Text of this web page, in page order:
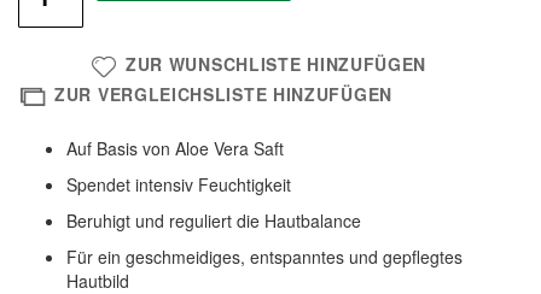
ZUR WUNSCHLISTE HINZUFÜGEN
ZUR VERGLEICHSLISTE HINZUFÜGEN
Auf Basis von Aloe Vera Saft
Spendet intensiv Feuchtigkeit
Beruhigt und reguliert die Hautbalance
Für ein geschmeidiges, entspanntes und gepflegtes
Hautbild